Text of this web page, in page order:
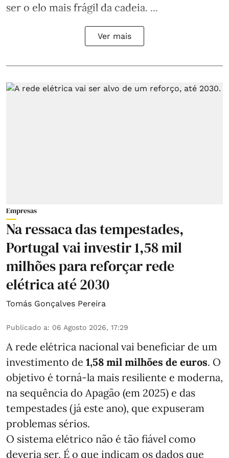
ser o elo mais frágil da cadeia. ...
Ver mais
Empresas
Na ressaca das tempestades,
Portugal vai investir 1,58 mil
milhões para reforçar rede
elétrica até 2030
Tomás Gonçalves Pereira
Publicado a: 06 Agosto 2026, 17:29
A rede elétrica nacional vai beneficiar de um
investimento de 1,58 mil milhões de euros. O
objetivo é torná-la mais resiliente e moderna,
na sequência do Apagão (em 2025) e das
tempestades (já este ano), que expuseram
problemas sérios.
O sistema elétrico não é tão fiável como
deveria ser. É o que indicam os dados que